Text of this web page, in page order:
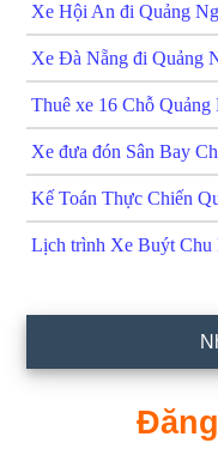
Xe Hội An đi Quảng
Xe Đà Nẵng đi Quảng
Thuê xe 16 Chỗ Quảng
Xe đưa đón Sân Bay
Kế Toán Thực Chiến
Lịch trình Xe Buýt Chu